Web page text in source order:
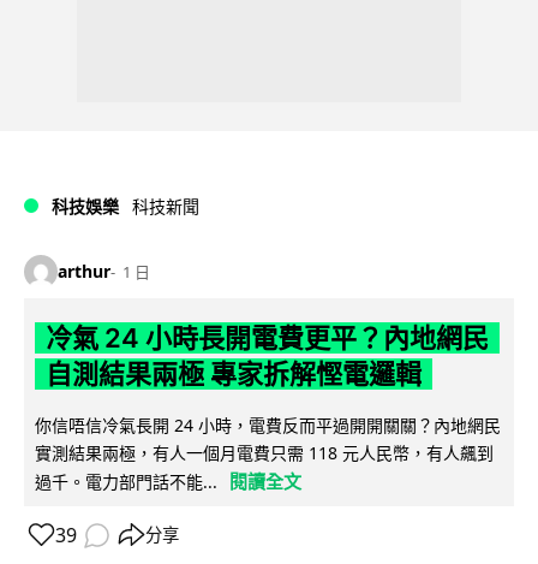
科技娛樂 科技新聞
arthur 1 日
冷氣 24 小時長開電費更平？內地網民
自測結果兩極 專家拆解慳電邏輯
你信唔信冷氣長開 24 小時，電費反而平過開開關關？內地網民
實測結果兩極，有人一個月電費只需 118 元人民幣，有人飆到
過千。電力部門話不能...
閱讀全文
39 分享